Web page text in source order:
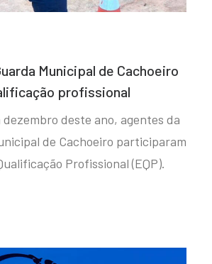
Municipal de Cachoeiro
profissional
dezembro deste ano, agentes da
de Cachoeiro participaram
Profissional (EQP).